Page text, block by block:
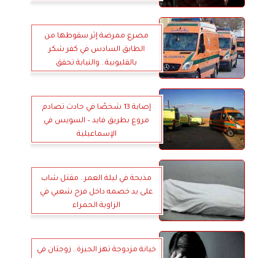
مصرع ممرضة إثر سقوطها من
الطابق السادس في كفر شكر
بالقليوبية.. والنيابة تحقق
إصابة 13 شخصًا في حادث تصادم
مروع بطريق فايد – السويس في
الإسماعيلية
مذبحة في ليلة العمر.. مقتل شاب
على يد خصمه داخل فرح شعبي في
الزاوية الحمراء
خيانة مزدوجة تهز الجيزة.. زوجتان في